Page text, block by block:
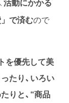
活動にかかる
で済むので
を優先して美
たり、いろい
りと、“商品